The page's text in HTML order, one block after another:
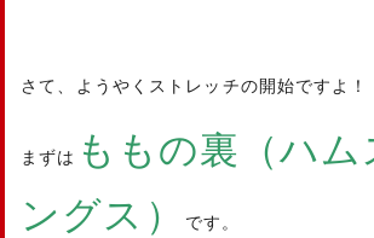
さて、ようやくストレッチの開始ですよ！
まずは ももの裏（ハム
ングス）
です。